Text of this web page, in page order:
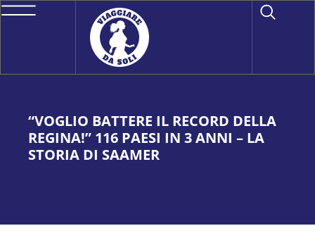
“VOGLIO BATTERE IL RECORD DELLA
REGINA!” 116 PAESI IN 3 ANNI – LA
STORIA DI SAAMER